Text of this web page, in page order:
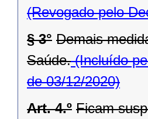
(Revogado pelo
§ 3° Demais
Saúde.(Incluído
de 03/12/2020)
Art. 4.º Ficam